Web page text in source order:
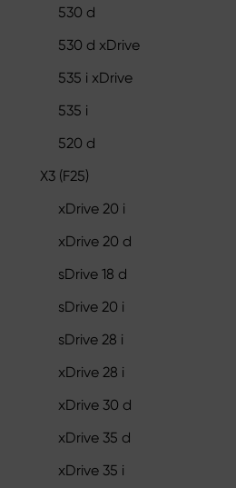
530 d
530 d xDrive
535 i xDrive
535 i
520 d
X3 (F25)
xDrive 20 i
xDrive 20 d
sDrive 18 d
sDrive 20 i
sDrive 28 i
xDrive 28 i
xDrive 30 d
xDrive 35 d
xDrive 35 i